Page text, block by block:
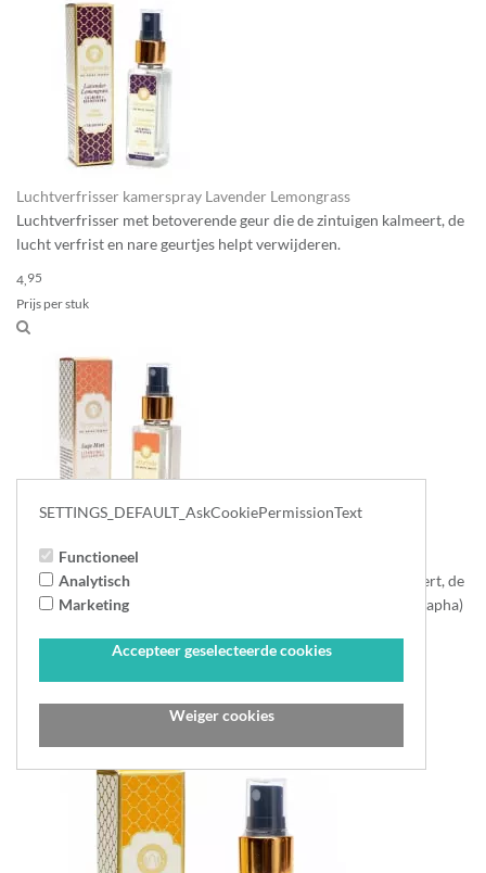
Luchtverfrisser kamerspray Lavender Lemongrass
Luchtverfrisser met betoverende geur die de zintuigen kalmeert, de
lucht verfrist en nare geurtjes helpt verwijderen.
4, 95
Prijs per stuk
Luchtverfrisser kamerspray Sage Mint
Luchtverfrisser met betoverende geur die de zintuigen kalmeert, de
lucht verfrist en nare geurtjes helpt verwijderen. Ayurveda (Kapha)
SETTINGS_DEFAULT_AskCookiePermissionText
Functioneel
Analytisch
Marketing
Accepteer geselecteerde cookies
Weiger cookies